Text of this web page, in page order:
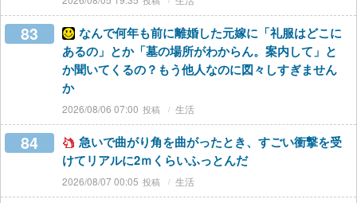
83
なんで何年も前に離婚した元嫁に「礼服はどこに
あるの」とか「墓の場所がわからん。案内して」と
か聞いてくるの？もう他人なのに図々しすぎません
か
2026/08/06 07:00 生活
84
急いで曲がり角を曲がったとき、すごい衝撃を受
けてリアルに2ｍくらいふっとんだ
2026/08/07 00:05 生活